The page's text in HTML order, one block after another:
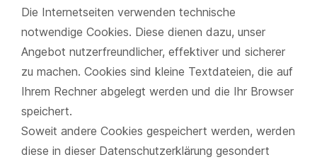
Die Internetseiten verwenden technische
notwendige Cookies. Diese dienen dazu, unser
Angebot nutzerfreundlicher, effektiver und sicherer
zu machen. Cookies sind kleine Textdateien, die auf
Ihrem Rechner abgelegt werden und die Ihr Browser
speichert.
Soweit andere Cookies gespeichert werden, werden
diese in dieser Datenschutzerklärung gesondert